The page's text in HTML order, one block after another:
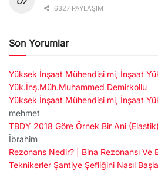
6327 PAYLAŞIM
Son Yorumlar
Yüksek İnşaat Mühendisi mi, İnşaat
Yük.İnş.Müh.Muhammed Demirkollu
Yüksek İnşaat Mühendisi mi, İnşaat
mehmet
TBDY 2018 Göre Örnek Bir Ani
İbrahim
Rezonans Nedir? | Bina Rezonansı Ve
Teknikerler Şantiye Şefliğini Nasıl